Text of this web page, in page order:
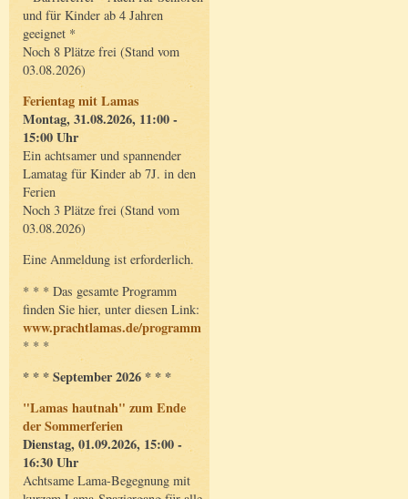
und für Kinder ab 4 Jahren
geeignet *
Noch 8 Plätze frei (Stand vom
03.08.2026)
Ferientag mit Lamas
Montag, 31.08.2026, 11:00 -
15:00 Uhr
Ein achtsamer und spannender
Lamatag für Kinder ab 7J. in den
Ferien
Noch 3 Plätze frei (Stand vom
03.08.2026)
Eine Anmeldung ist erforderlich.
* * * Das gesamte Programm
finden Sie hier, unter diesen Link:
www.prachtlamas.de/programm
* * *
* * * September 2026 * * *
"Lamas hautnah" zum Ende
der Sommerferien
Dienstag, 01.09.2026, 15:00 -
16:30 Uhr
Achtsame Lama-Begegnung mit